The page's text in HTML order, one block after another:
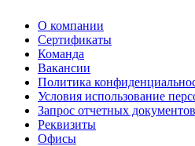
О компании
Сертификаты
Команда
Вакансии
Политика
Условия использование
Запрос отчетных документов
Реквизиты
Офисы